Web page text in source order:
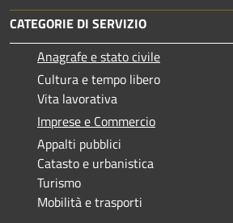
CATEGORIE DI SERVIZIO
Anagrafe e stato civile
Cultura e tempo libero
Vita lavorativa
Imprese e Commercio
Appalti pubblici
Catasto e urbanistica
Turismo
Mobilità e trasporti